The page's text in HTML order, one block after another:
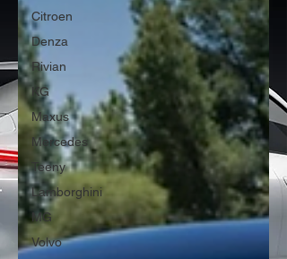
Citroen
Denza
Rivian
KG
Maxus
Mercedes
Teeny
Lamborghini
MG
Volvo